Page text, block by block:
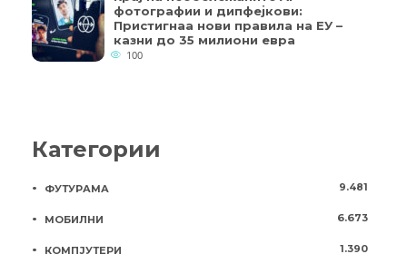
фотографии и дипфејкови:
Пристигнаа нови правила на ЕУ –
казни до 35 милиони евра
100
Категории
ФУТУРАМА 9.481
МОБИЛНИ 6.673
КОМПЈУТЕРИ 1.390